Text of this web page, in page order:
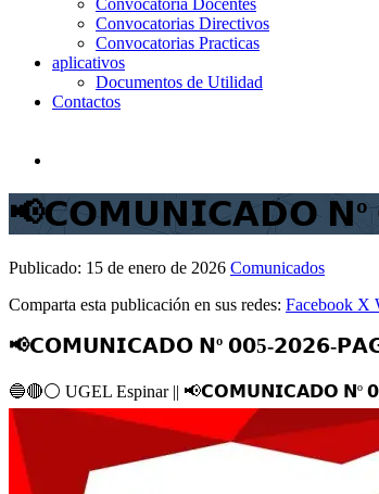
Convocatorias Directivos
Convocatorias Practicas
aplicativos
Documentos de Utilidad
Contactos
📢𝗖𝗢𝗠𝗨𝗡𝗜𝗖𝗔𝗗𝗢 𝗡º
Publicado: 15 de enero de 2026 Comunicados
Comparta esta publicación en sus redes: Facebook X
📢𝗖𝗢𝗠𝗨𝗡𝗜𝗖𝗔𝗗𝗢 𝗡º 𝟬𝟬5-𝟮𝟬𝟮𝟲-
🔵🔴⚪️ UGEL Espinar || 📢𝗖𝗢𝗠𝗨𝗡𝗜𝗖𝗔𝗗𝗢 𝗡º